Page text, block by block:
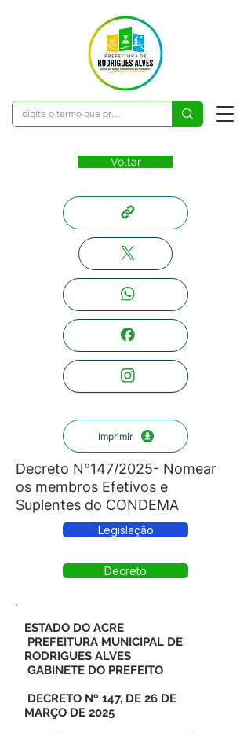
Voltar
Imprimir
Decreto N°147/2025- Nomear
os membros Efetivos e
Suplentes do CONDEMA
Legislação
Decreto
ESTADO DO ACRE
PREFEITURA MUNICIPAL DE
RODRIGUES ALVES
GABINETE DO PREFEITO
DECRETO Nº 147, DE 26 DE
MARÇO DE 2025